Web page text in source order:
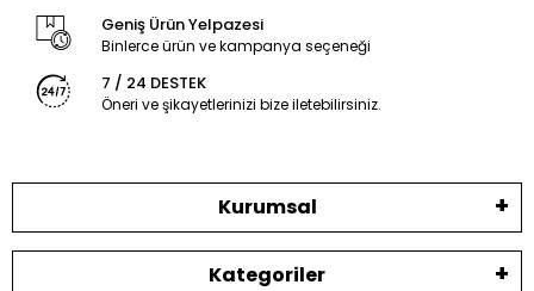
Geniş Ürün Yelpazesi
Binlerce ürün ve kampanya seçeneği
7 / 24 DESTEK
Öneri ve şikayetlerinizi bize iletebilirsiniz.
Kurumsal
Kategoriler